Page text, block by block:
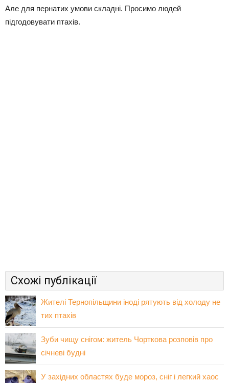
Але для пернатих умови складні. Просимо людей
підгодовувати птахів.
Схожі публікації
Жителі Тернопільщини іноді рятують від холоду не
тих птахів
Зуби чищу снігом: житель Чорткова розповів про
січневі будні
У західних областях буде мороз, сніг і легкий хаос